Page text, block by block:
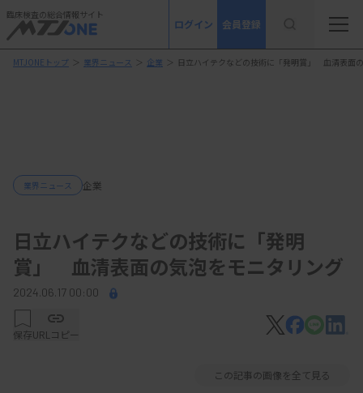
臨床検査の総合情報サイト
ログイン 会員登録
MTJONEトップ ＞ 業界ニュース ＞ 企業 ＞ 日立ハイテクなどの技術に「発明賞」 血清表面
業界ニュース 企業
日立ハイテクなどの技術に「発明
賞」 血清表面の気泡をモニタリング
2024.06.17 00:00
保存URLコピー
この記事の画像を全て見る